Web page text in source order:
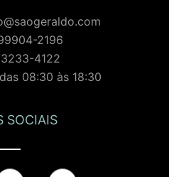
2196
4122
08:30 às 18:30
SOCIAIS